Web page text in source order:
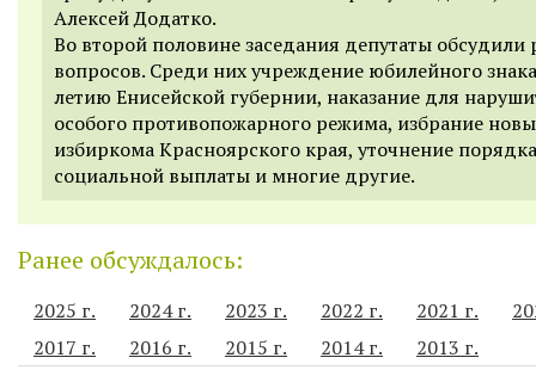
Алексей Додатко.
Во второй половине заседания депутаты обсудили
вопросов. Среди них учреждение юбилейного
летию Енисейской губернии, наказание для
особого противопожарного режима, избрание
избиркома Красноярского края, уточнение
социальной выплаты и многие другие.
Ранее обсуждалось:
2025 г. 2024 г. 2023 г. 2022 г. 2021 г.
2017 г.
2016 г. 2015 г. 2014 г. 2013 г.